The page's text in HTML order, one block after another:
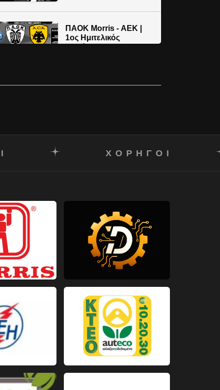
TV
ΠΑΟΚ Morris - AEK |
1ος Hμιτελικός
ΧΟΡΗΓΟΙ